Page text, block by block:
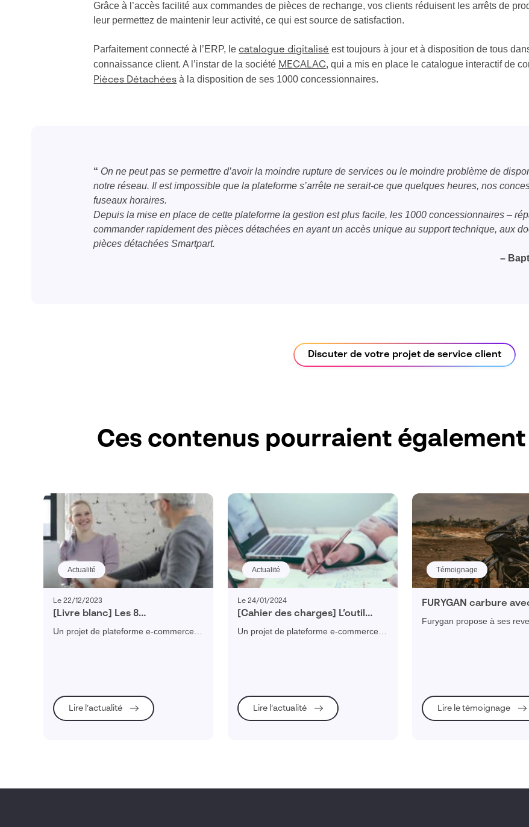
Grâce à l’accès facilité aux commandes de pièces de rechange, vos clients réduisent les arrêts de
leur permettez de maintenir leur activité, ce qui est source de satisfaction.
Parfaitement connecté à l’ERP, lecatalogue digitalisé est toujours à jour et à disposition de tous
connaissance client. A l’instar de la société MECALAC, qui a mis en place le catalogue interactif de
Pièces Détachées à la disposition de ses 1000 concessionnaires.
“ On ne peut pas se permettre d’avoir la moindre rupture de services ou le moindre problème de
notre réseau. Il est impossible que la plateforme s’arrête ne serait-ce que quelques heures, nos
fuseaux horaires.
Depuis la mise en place de cette plateforme la gestion est plus facile, les 1000 concessionnaires –
commander rapidement des pièces détachées en ayant un accès unique au support technique, aux
pièces détachées Smartpart.
–
Discuter de votre projet de service client
Ces contenus pourraient
Actualité
Le 22/12/2023
[Livre blanc] Les 8
fonctionnalités indispensables
d’une plateforme e-commerce
Un projet de plateforme e-commerce
Lire l’actualité
Actualité
Le 24/01/2024
[Cahier des charges] L’outil
idéal pour démarrer votre
projet de plateforme E-
Un projet de plateforme e-commerce
Lire l’actualité
Témoignage
FURYGAN carbure
e-commerce BtoB
Furygan propose à ses
Lire le témoignage